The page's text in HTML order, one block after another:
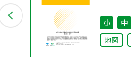
小 中
地図